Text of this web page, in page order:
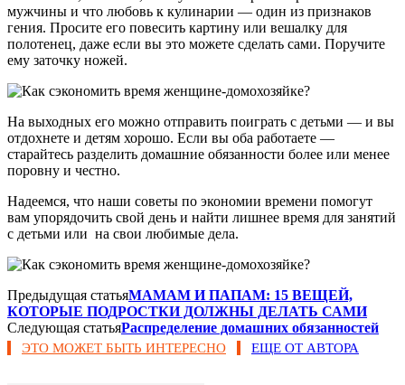
мужчины и что любовь к кулинарии — один из признаков
гения. Просите его повесить картину или вешалку для
полотенец, даже если вы это можете сделать сами. Поручите
ему заточку ножей.
На выходных его можно отправить поиграть с детьми — и вы
отдохнете и детям хорошо. Если вы оба работаете —
старайтесь разделить домашние обязанности более или менее
поровну и честно.
Надеемся, что наши советы по экономии времени помогут
вам упорядочить свой день и найти лишнее время для занятий
с детьми или на свои любимые дела.
Предыдущая статьяМАМАМ И ПАПАМ: 15 ВЕЩЕЙ,
КОТОРЫЕ ПОДРОСТКИ ДОЛЖНЫ ДЕЛАТЬ САМИ
Следующая статьяРаспределение домашних обязанностей
ЭТО МОЖЕТ БЫТЬ ИНТЕРЕСНО ЕЩЕ ОТ АВТОРА